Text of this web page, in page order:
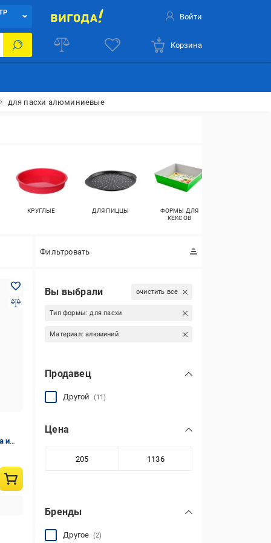
Войти
Корзина
для пасхи алюминиевые
КРУГЛЫЕ ДЛЯ ПИЦЦЫ
ФОРМЫ ДЛЯ
КЕКСОВ
Фильтровать
и
Вы выбрали очистить все
Тип формы:для пасхи
Материал:алюминий
Продавец
Другой (11)
Цена
Бренды
Другое (2)